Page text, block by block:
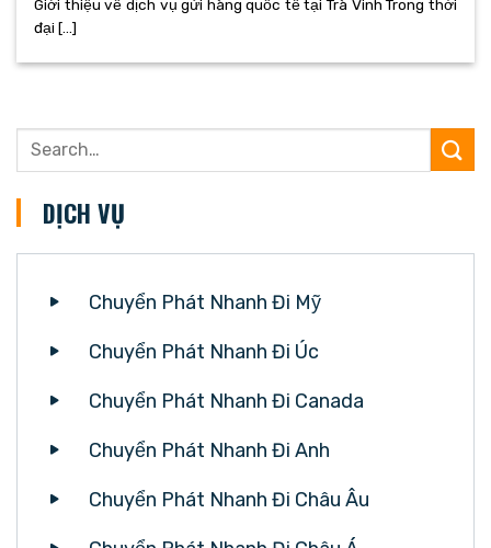
Giới thiệu về dịch vụ gửi hàng quốc tế tại Trà Vinh Trong thời
đại [...]
DỊCH VỤ
Chuyển Phát Nhanh Đi Mỹ
Chuyển Phát Nhanh Đi Úc
Chuyển Phát Nhanh Đi Canada
Chuyển Phát Nhanh Đi Anh
Chuyển Phát Nhanh Đi Châu Âu